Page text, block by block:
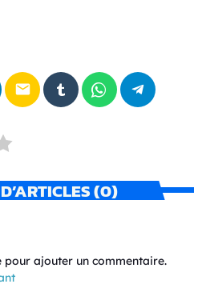
email
(0)
pour ajouter un commentaire.